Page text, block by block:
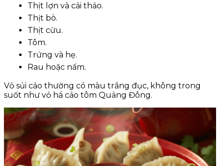
Thịt lợn và cải thảo.
Thịt bò.
Thịt cừu.
Tôm.
Trứng và hẹ.
Rau hoặc nấm.
Vỏ sủi cảo thường có màu trắng đục, không trong
suốt như vỏ há cảo tôm Quảng Đông.